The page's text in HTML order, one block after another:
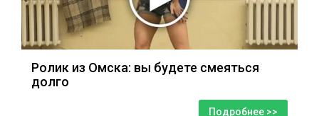
Ролик из Омска: вы будете смеяться
долго
Подробнее >>